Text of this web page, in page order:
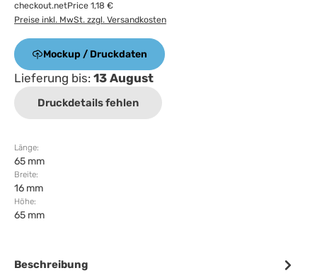
checkout.netPrice 1,18 €
Preise inkl. MwSt. zzgl. Versandkosten
Mockup / Druckdaten
Lieferung bis: 13 August
Druckdetails fehlen
Länge:
65 mm
Breite:
16 mm
Höhe:
65 mm
Beschreibung